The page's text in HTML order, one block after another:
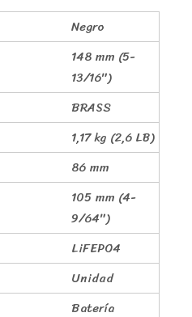
Negro
148 mm (5-
13/16″)
BRASS
1,17 kg (2,6 LB)
86 mm
105 mm (4-
9/64″)
LiFEPO4
Unidad
Batería